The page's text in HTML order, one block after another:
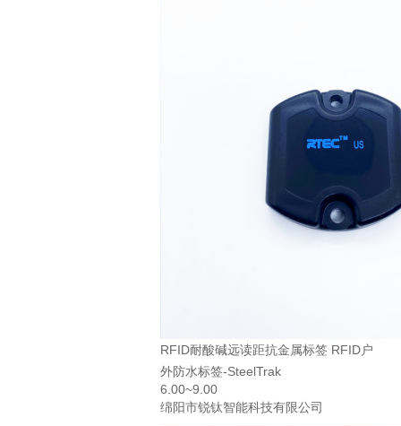
RFID耐酸碱远读距抗金属标签 RFID户
外防水标签-SteelTrak
6.00~9.00
绵阳市锐钛智能科技有限公司